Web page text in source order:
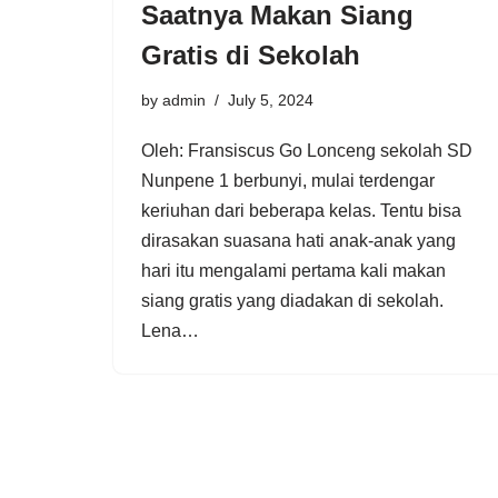
Saatnya Makan Siang
Gratis di Sekolah
by admin July 5, 2024
Oleh: Fransiscus Go Lonceng sekolah SD
Nunpene 1 berbunyi, mulai terdengar
keriuhan dari beberapa kelas. Tentu bisa
dirasakan suasana hati anak-anak yang
hari itu mengalami pertama kali makan
siang gratis yang diadakan di sekolah.
Lena…